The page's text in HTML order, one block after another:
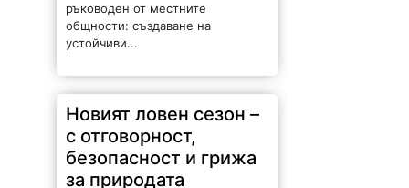
ръководен от местните
общности: създаване на
устойчиви...
Новият ловен сезон –
с отговорност,
безопасност и грижа
за природата